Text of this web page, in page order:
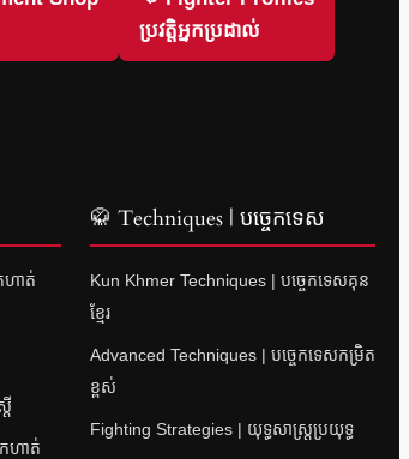
ប្រវត្តិអ្នកប្រដាល់
ហាត់
ហាត់
🥋 Techniques | បច្ចេកទេស
Kun Khmer Techniques | បច្ចេកទេសគុន
ខ្មែរ
Advanced Techniques | បច្ចេកទេសកម្រិត
ខ្ពស់
Fighting Strategies | យុទ្ធសាស្ត្រប្រយុទ្ធ